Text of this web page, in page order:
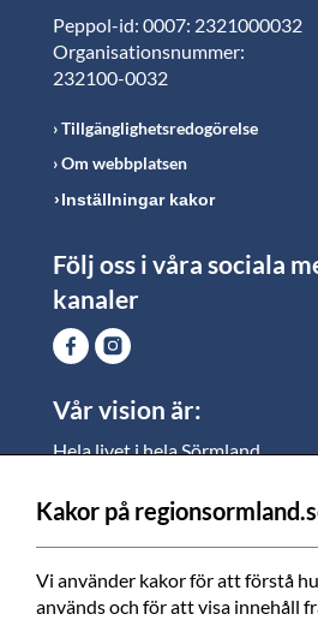
Peppol-id: 0007: 2321000032
Organisationsnummer:
232100-0032
Tillgänglighetsredogörelse
Om webbplatsen
Inställningar kakor
Följ oss i våra sociala
kanaler
Vår vision är:
Hela livet i hela Sörmland.
vi vill skapa jämlika möjligheter
medarbetare och invånare att
Vi är en tillgänglig region som
livskvaliteten för alla som bor
Kakor på
Vi använder kakor för att förstå
används och för att visa innehåll